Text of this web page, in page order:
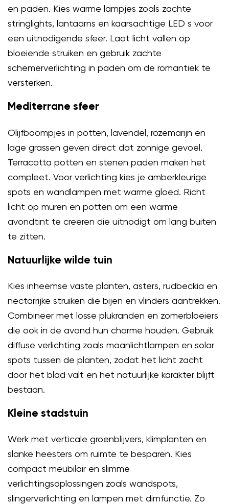
en paden. Kies warme lampjes zoals zachte
stringlights, lantaarns en kaarsachtige LED s voor
een uitnodigende sfeer. Laat licht vallen op
bloeiende struiken en gebruik zachte
schemerverlichting in paden om de romantiek te
versterken.
Mediterrane sfeer
Olijfboompjes in potten, lavendel, rozemarijn en
lage grassen geven direct dat zonnige gevoel.
Terracotta potten en stenen paden maken het
compleet. Voor verlichting kies je amberkleurige
spots en wandlampen met warme gloed. Richt
licht op muren en potten om een warme
avondtint te creëren die uitnodigt om lang buiten
te zitten.
Natuurlijke wilde tuin
Kies inheemse vaste planten, asters, rudbeckia en
nectarrijke struiken die bijen en vlinders aantrekken.
Combineer met losse plukranden en zomerbloeiers
die ook in de avond hun charme houden. Gebruik
diffuse verlichting zoals maanlichtlampen en solar
spots tussen de planten, zodat het licht zacht
door het blad valt en het natuurlijke karakter blijft
bestaan.
Kleine stadstuin
Werk met verticale groenblijvers, klimplanten en
slanke heesters om ruimte te besparen. Kies
compact meubilair en slimme
verlichtingsoplossingen zoals wandspots,
slingerverlichting en lampen met dimfunctie. Zo